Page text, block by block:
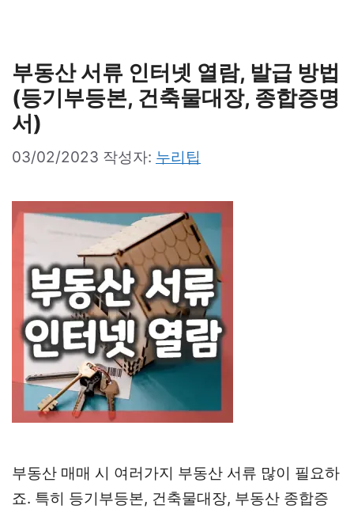
부동산 서류 인터넷 열람, 발급 방법
(등기부등본, 건축물대장, 종합증명
서)
03/02/2023 작성자: 누리팁
부동산 매매 시 여러가지 부동산 서류 많이 필요하
죠. 특히 등기부등본, 건축물대장, 부동산 종합증